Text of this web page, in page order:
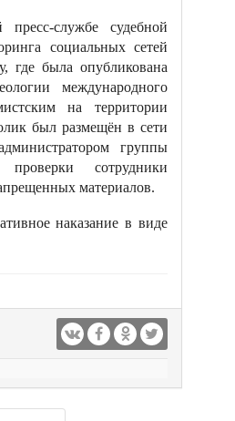
службе судебной
социальных сетей
где была опубликована
международного
на территории
был размещён в сети
группы
сотрудники
материалов.
наказание в виде